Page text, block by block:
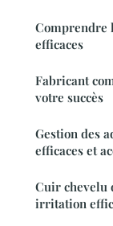
Comprendre
efficaces
Fabricant
votre succès
Gestion des
efficaces et
Cuir chevelu
irritation